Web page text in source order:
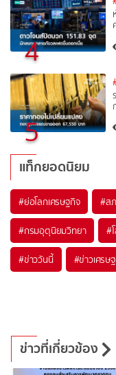
4
5
แท็กยอดนิยม
#ย่อโลกเศรษฐกิจ #ส
#กรมอุตุนิยมวิทยา #
#ข่าววันนี้ #ข่าวเศรษ
ข่าวที่เกี่ยวข้อง